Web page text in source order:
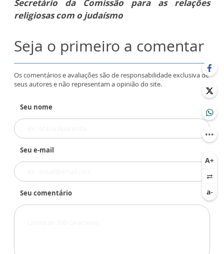
Secretário da Comissão para as relações
religiosas com o judaísmo
Seja o primeiro a comentar
Os comentários e avaliações são de responsabilidade exclusiva de
seus autores e não representam a opinião do site.
Seu nome
Seu e-mail
Seu comentário